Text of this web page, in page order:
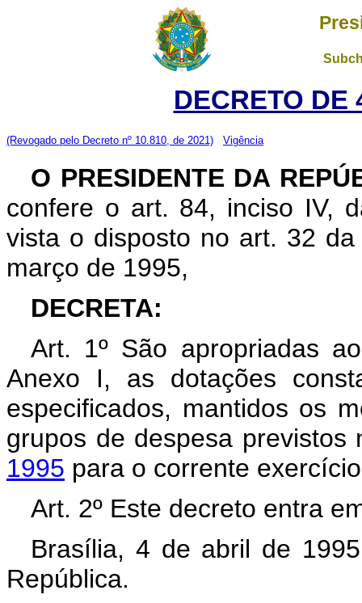
DECRETO DE
(Revogado pelo Decreto nº 10.810, de 2021) Vigência
O PRESIDENTE DA
confere o art. 84, inciso IV,
vista o disposto no art. 32
março de 1995,
DECRETA:
Art. 1º São apropriadas
Anexo I, as dotações
especificados, mantidos os
grupos de despesa previstos
1995 para o corrente
Art. 2º Este decreto entra
Brasília, 4 de abril de
República.